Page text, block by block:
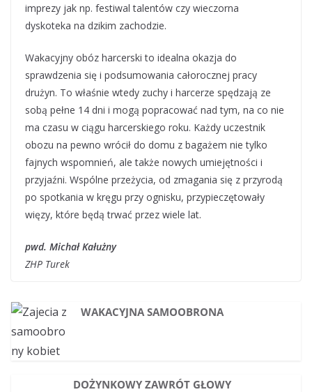
imprezy jak np. festiwal talentów czy wieczorna
dyskoteka na dzikim zachodzie.
Wakacyjny obóz harcerski to idealna okazja do
sprawdzenia się i podsumowania całorocznej pracy
drużyn. To właśnie wtedy zuchy i harcerze spędzają ze
sobą pełne 14 dni i mogą popracować nad tym, na co nie
ma czasu w ciągu harcerskiego roku. Każdy uczestnik
obozu na pewno wrócił do domu z bagażem nie tylko
fajnych wspomnień, ale także nowych umiejętności i
przyjaźni. Wspólne przeżycia, od zmagania się z przyrodą
po spotkania w kręgu przy ognisku, przypieczętowały
więzy, które będą trwać przez wiele lat.
pwd. Michał Kałużny
ZHP Turek
WAKACYJNA SAMOOBRONA
DOŻYNKOWY ZAWRÓT GŁOWY